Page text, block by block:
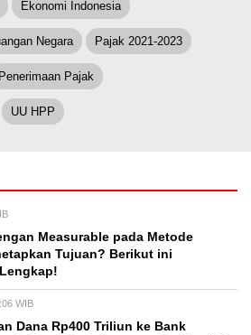
Ekonomi Indonesia
Negara Pajak 2021-2023
Penerimaan Pajak
UU HPP
Measurable pada Metode
Tujuan? Berikut ini
WIB
Dana Rp400 Triliun ke Bank